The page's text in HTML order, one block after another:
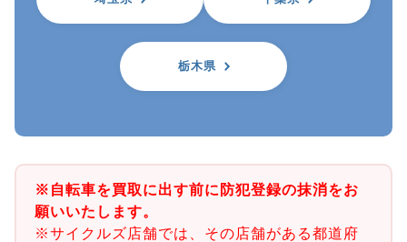
栃木県
※自転車を買取に出す前に防犯登録の抹消をお
願いいたします。
※サイクルズ店舗では、その店舗がある都道府